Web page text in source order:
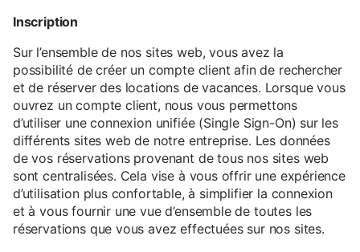
Inscription
Sur l’ensemble de nos sites web, vous avez la
possibilité de créer un compte client afin de rechercher
et de réserver des locations de vacances. Lorsque vous
ouvrez un compte client, nous vous permettons
d’utiliser une connexion unifiée (Single Sign-On) sur les
différents sites web de notre entreprise. Les données
de vos réservations provenant de tous nos sites web
sont centralisées. Cela vise à vous offrir une expérience
d’utilisation plus confortable, à simplifier la connexion
et à vous fournir une vue d’ensemble de toutes les
réservations que vous avez effectuées sur nos sites.